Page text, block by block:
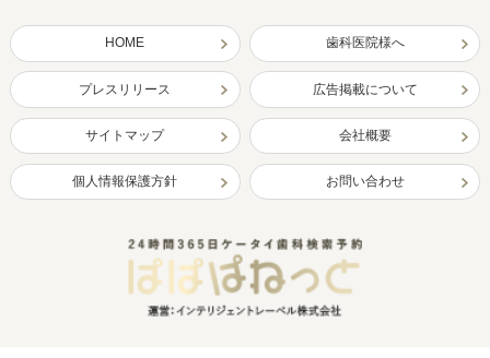
HOME 歯科医院様へ
プレスリリース 広告掲載について
サイトマップ 会社概要
個人情報保護方針 お問い合わせ